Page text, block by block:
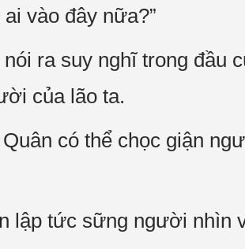
vào đây nữa?”
ra suy nghĩ trong đầu
của lão ta.
có thể chọc giận
lập tức sững người nhìn